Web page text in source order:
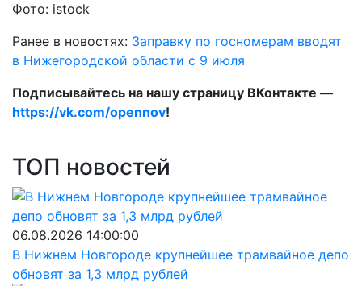
Фото: istock
Ранее в новостях: Заправку по госномерам вводят
в Нижегородской области с 9 июля
Подписывайтесь на нашу страницу ВКонтакте —
https://vk.com/opennov!
ТОП новостей
06.08.2026 14:00:00
В Нижнем Новгороде крупнейшее трамвайное депо
обновят за 1,3 млрд рублей